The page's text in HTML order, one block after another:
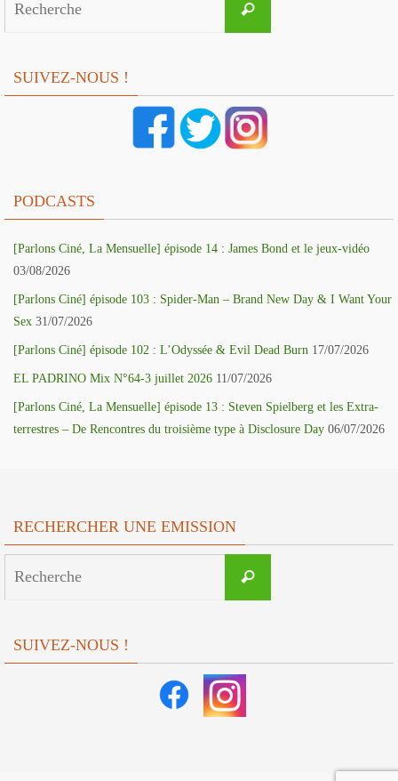
Recherche
SUIVEZ-NOUS !
PODCASTS
[Parlons Ciné, La Mensuelle] épisode 14 : James Bond et le jeux-vidéo
03/08/2026
[Parlons Ciné] épisode 103 : Spider-Man – Brand New Day & I Want Your
Sex 31/07/2026
[Parlons Ciné] épisode 102 : L’Odyssée & Evil Dead Burn 17/07/2026
EL PADRINO Mix N°64-3 juillet 2026 11/07/2026
[Parlons Ciné, La Mensuelle] épisode 13 : Steven Spielberg et les Extra-
terrestres – De Rencontres du troisième type à Disclosure Day 06/07/2026
RECHERCHER UNE EMISSION
Recherche
SUIVEZ-NOUS !